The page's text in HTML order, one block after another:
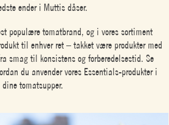
ender i Muttis dåser.
populære tomatbrand, og i vores sortiment
til enhver ret – takket være produkter med
smag til konsistens og forberedelsestid. Se
du anvender vores Essentials-produkter i
dine tomatsupper.